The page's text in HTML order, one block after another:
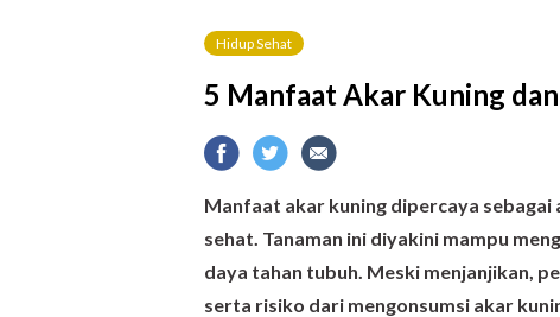
Hidup Sehat
5 Manfaat Akar Kuning
Manfaat akar kuning dipercaya
sehat. Tanaman ini diyakini mampu
daya tahan tubuh. Meski menjanjikan,
serta risiko dari mengonsumsi akar